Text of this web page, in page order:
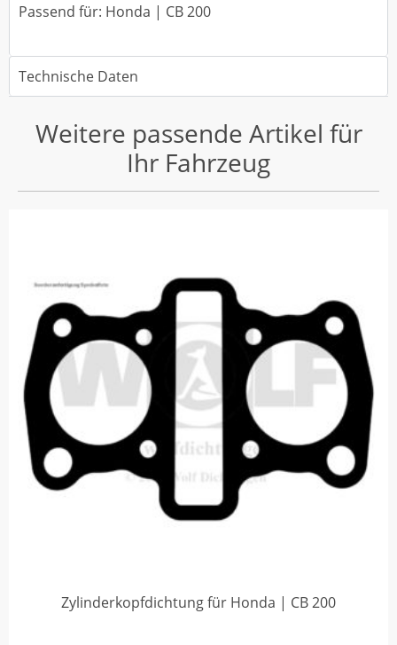
Passend für: Honda | CB 200
Technische Daten
Weitere passende Artikel für
Ihr Fahrzeug
Zylinderkopfdichtung für Honda | CB 200